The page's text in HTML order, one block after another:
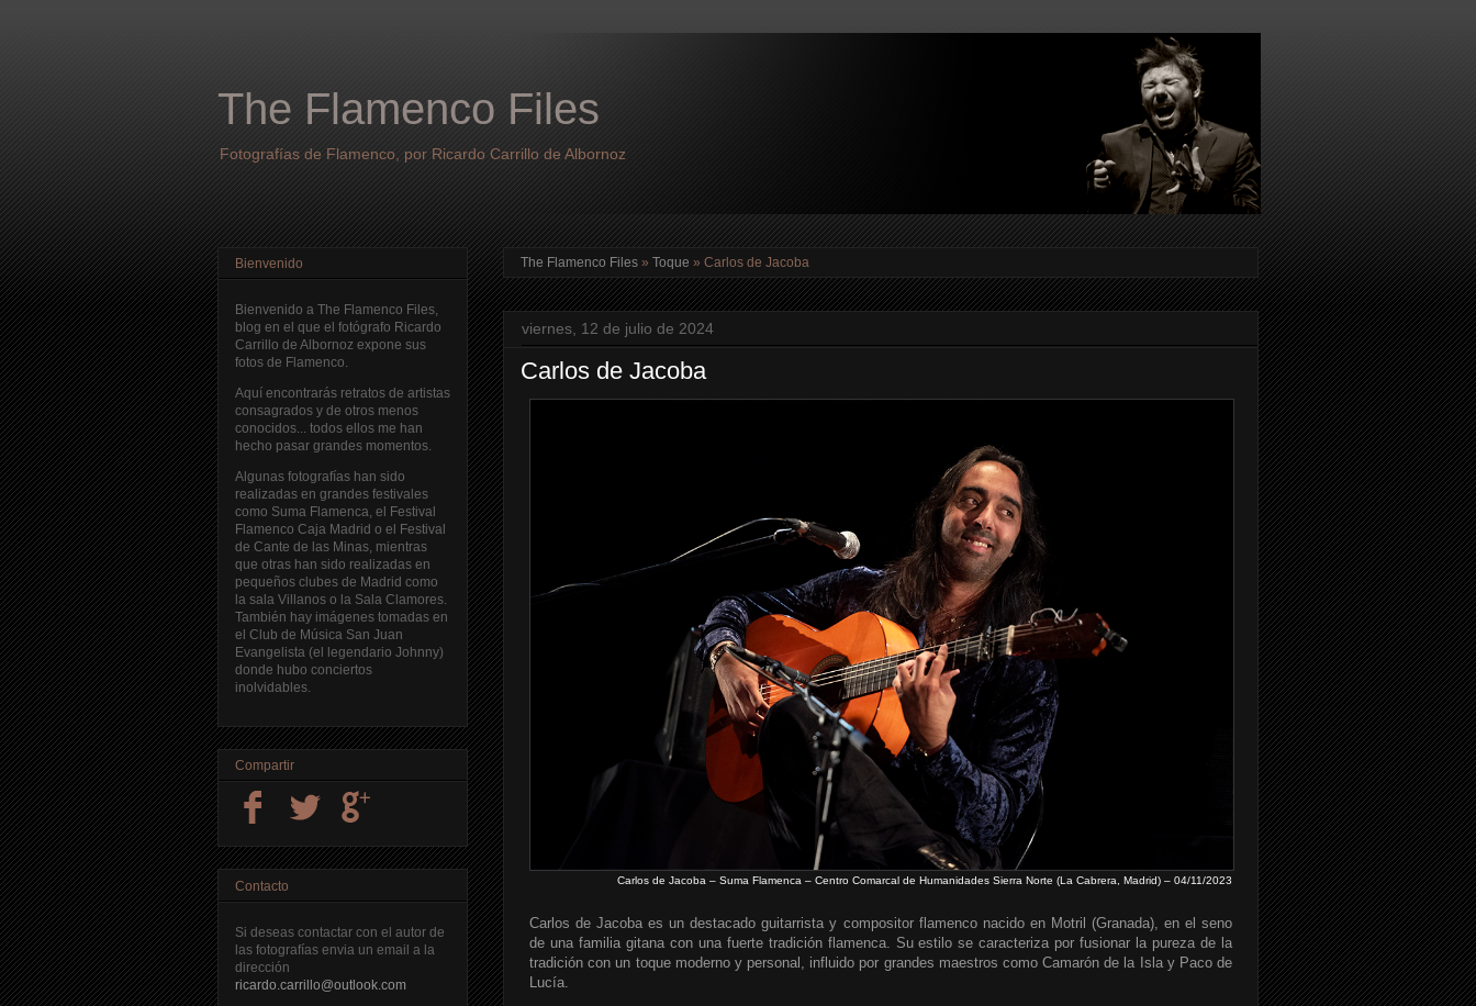
The Flamenco Files
Fotografías de Flamenco, por Ricardo Carrillo de Albornoz
The Flamenco Files » Toque » Carlos de Jacoba
viernes, 12 de julio de 2024
Carlos de Jacoba
Carlos de Jacoba – Suma Flamenca – Centro Comarcal de Humanidades Sierra Norte (La Cabrera, Madrid) – 04/11/2023
Carlos de Jacoba es un destacado guitarrista y compositor flamenco nacido en Motril (Granada), en el seno
de una familia gitana con una fuerte tradición flamenca. Su estilo se caracteriza por fusionar la pureza de la
tradición con un toque moderno y personal, influido por grandes maestros como Camarón de la Isla y Paco de
Lucía.
Bienvenido
Bienvenido a The Flamenco Files,
blog en el que el fotógrafo Ricardo
Carrillo de Albornoz expone sus
fotos de Flamenco.
Aquí encontrarás retratos de artistas
consagrados y de otros menos
conocidos... todos ellos me han
hecho pasar grandes momentos.
Algunas fotografías han sido
realizadas en grandes festivales
como Suma Flamenca, el Festival
Flamenco Caja Madrid o el Festival
de Cante de las Minas, mientras
que otras han sido realizadas en
pequeños clubes de Madrid como
la sala Villanos o la Sala Clamores.
También hay imágenes tomadas en
el Club de Música San Juan
Evangelista (el legendario Johnny)
donde hubo conciertos
inolvidables.
Compartir
Contacto
Si deseas contactar con el autor de
las fotografías envia un email a la
dirección
ricardo.carrillo@outlook.com